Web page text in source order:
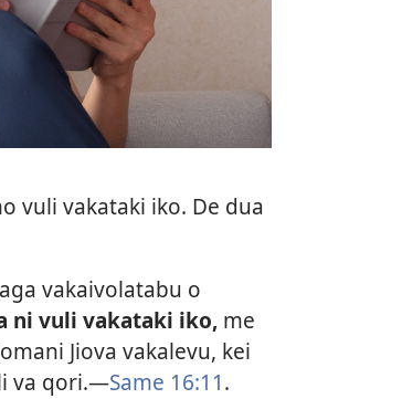
vuli vakataki iko. De dua
vakaivolatabu o
ni vuli vakataki iko, me
Jiova vakalevu, kei
va qori.—Same 16:11.